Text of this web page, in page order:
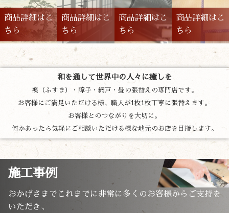
商品詳細はこ
ちら
商品詳細はこ
ちら
商品詳細はこ
ちら
商品詳細はこ
ちら
和を通して世界中の人々に癒しを
襖（ふすま）・障子・網戸・畳の張替えの専門店です。
お客様にご満足いただける様、職人が1枚1枚丁寧に張替えます。
お客様とのつながりを大切に。
何かあったら気軽にご相談いただける様な地元のお店を目指します。
施工事例
おかげさまでこれまでに非常に多くのお客様からご支持を
いただき、